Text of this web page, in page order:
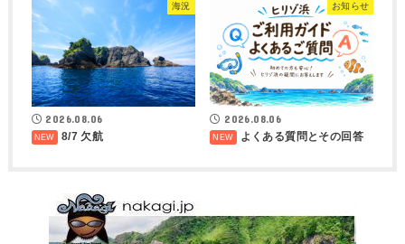
海況
2026.08.06
8/7 欠航
お知らせ
2026.08.06
よくある質問とその回答